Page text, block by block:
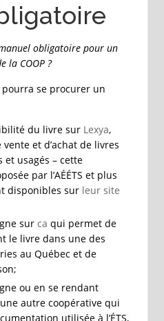
obligatoire pour un
la COOP ?
pourra se procurer un
du livre sur Lexya,
et d’achat de livres
usagés – cette
par l’AÉÉTS et plus
disponibles sur leur site
sur ca qui permet de
le livre dans une des
au Québec et de
ou en se rendant
autre coopérative qui
utilisée à l’ÉTS,